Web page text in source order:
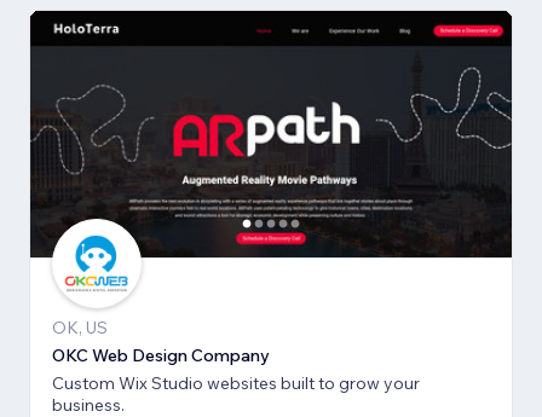
OK, US
OKC Web Design Company
Custom Wix Studio websites built to grow your
business.